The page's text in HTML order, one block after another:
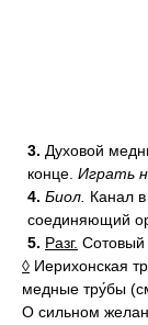
3. Духовой
конце. Играть
4. Биол. Канал
соединяющий
5. Разг. Сотовый
◊ Иерихонская
медные тру́бы
О сильном